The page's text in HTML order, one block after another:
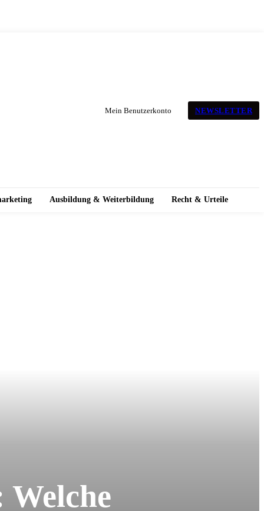
Mein Benutzerkonto NEWSLETTER
Ausbildung & Weiterbildung Recht & Urteile
Welche